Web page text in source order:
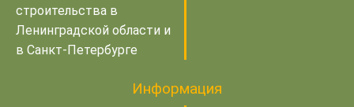
строительства в
Ленинградской области и
в Санкт-Петербурге
Информация